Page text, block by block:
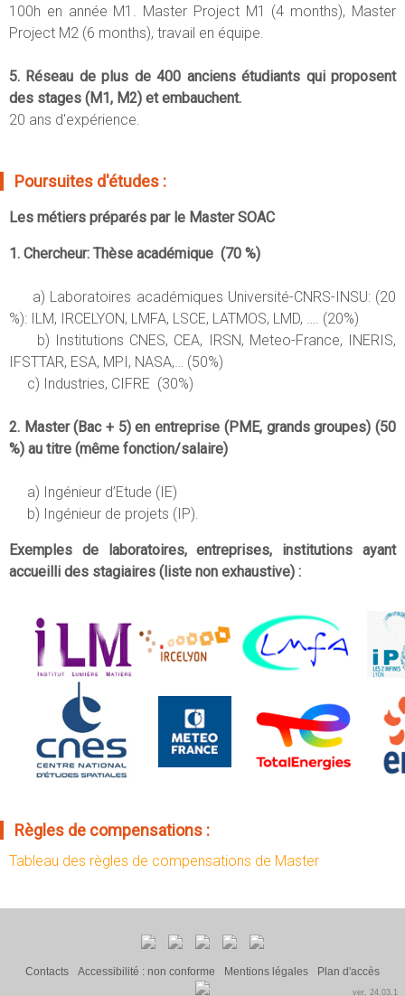
100h en année M1. Master Project M1 (4 months), Master
Project M2 (6 months), travail en équipe.
5. Réseau de plus de 400 anciens étudiants qui proposent
des stages (M1, M2) et embauchent.
20 ans d'expérience.
Poursuites d'études :
Les métiers préparés par le Master SOAC
1. Chercheur: Thèse académique (70 %)
a) Laboratoires académiques Université-CNRS-INSU: (20
%): ILM, IRCELYON, LMFA, LSCE, LATMOS, LMD, …. (20%)
b) Institutions CNES, CEA, IRSN, Meteo-France, INERIS,
IFSTTAR, ESA, MPI, NASA,… (50%)
c) Industries, CIFRE (30%)
2. Master (Bac + 5) en entreprise (PME, grands groupes) (50
%) au titre (même fonction/salaire)
a) Ingénieur d’Etude (IE)
b) Ingénieur de projets (IP).
Exemples de laboratoires, entreprises, institutions ayant
accueilli des stagiaires (liste non exhaustive) :
Règles de compensations :
Tableau des règles de compensations de Master
Contacts Accessibilité : non conforme Mentions légales Plan d'accès
ver. 24.03.1